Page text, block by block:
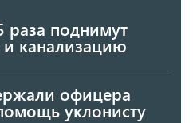
раза поднимут
канализацию
офицера
уклонисту